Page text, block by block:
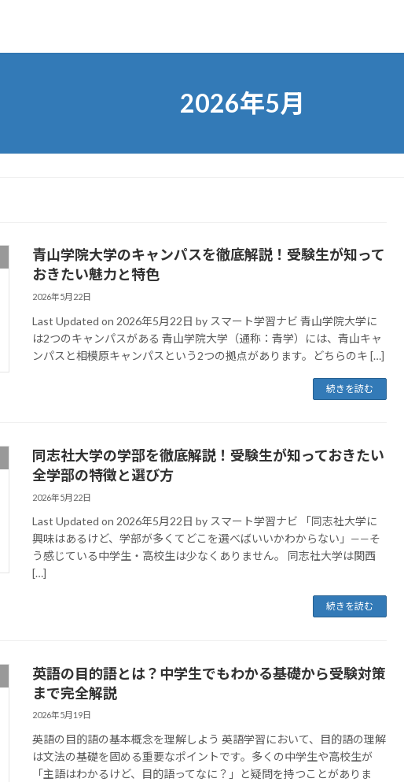
2026年5月
青山学院大学のキャンパスを徹底解説！受験生が知って
おきたい魅力と特色
2026年5月22日
Last Updated on 2026年5月22日 by スマート学習ナビ 青山学院大学に
は2つのキャンパスがある 青山学院大学（通称：青学）には、青山キャ
ンパスと相模原キャンパスという2つの拠点があります。どちらのキ […]
続きを読む
同志社大学の学部を徹底解説！受験生が知っておきたい
全学部の特徴と選び方
2026年5月22日
Last Updated on 2026年5月22日 by スマート学習ナビ 「同志社大学に
興味はあるけど、学部が多くてどこを選べばいいかわからない」——そ
う感じている中学生・高校生は少なくありません。 同志社大学は関西
[…]
続きを読む
英語の目的語とは？中学生でもわかる基礎から受験対策
まで完全解説
2026年5月19日
英語の目的語の基本概念を理解しよう 英語学習において、目的語の理解
は文法の基礎を固める重要なポイントです。多くの中学生や高校生が
「主語はわかるけど、目的語ってなに？」と疑問を持つことがありま